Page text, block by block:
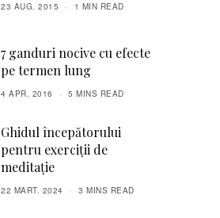
23 AUG. 2015 1 MIN READ
7 ganduri nocive cu efecte
pe termen lung
4 APR. 2016 5 MINS READ
Ghidul începătorului
pentru exerciții de
meditație
22 MART. 2024 3 MINS READ